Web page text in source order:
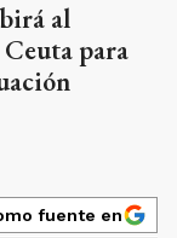
al
para
fuente en